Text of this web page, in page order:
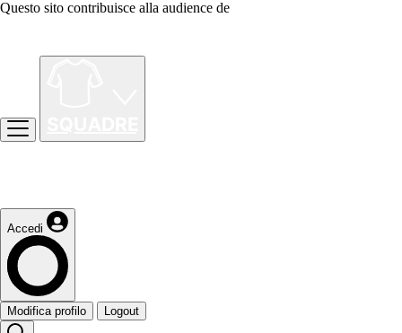
Questo sito contribuisce alla audience de
Accedi
Modifica profilo Logout